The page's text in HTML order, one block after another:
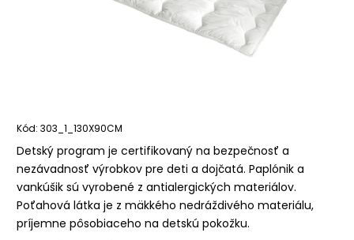
Kód: 303_1_130X90CM
Detský program je certifikovaný na bezpečnosť a
nezávadnosť výrobkov pre deti a dojčatá. Paplónik a
vankúšik sú vyrobené z antialergických materiálov.
Poťahová látka je z mäkkého nedráždivého materiálu,
príjemne pôsobiaceho na detskú pokožku.